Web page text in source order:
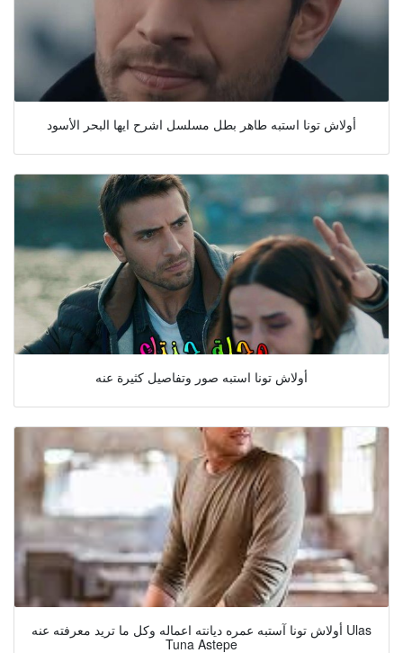
أولاش تونا استبه طاهر بطل مسلسل اشرح ايها البحر الأسود
أولاش تونا استبه صور وتفاصيل كثيرة عنه
أولاش تونا آستبه عمره ديانته اعماله وكل ما تريد معرفته عنه Ulas
Tuna Astepe